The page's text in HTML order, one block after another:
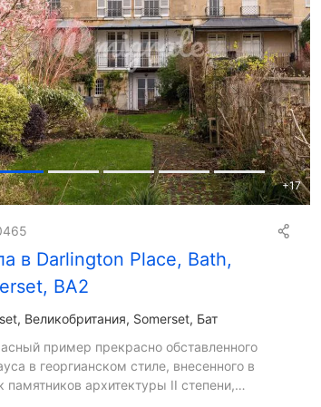
+17
в Darlington Place, Bath,
BA2
Великобритания, Somerset, Бат
пример прекрасно обставленного
в георгианском стиле, внесенного в
памятников архитектуры II степени,